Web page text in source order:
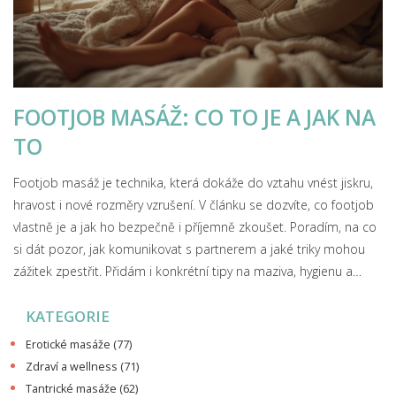
FOOTJOB MASÁŽ: CO TO JE A JAK NA
TO
Footjob masáž je technika, která dokáže do vztahu vnést jiskru,
hravost i nové rozměry vzrušení. V článku se dozvíte, co footjob
vlastně je a jak ho bezpečně i příjemně zkoušet. Poradím, na co
si dát pozor, jak komunikovat s partnerem a jaké triky mohou
zážitek zpestřit. Přidám i konkrétní tipy na maziva, hygienu a
než si myslíte.
KATEGORIE
Erotické masáže (77)
Zdraví a wellness (71)
Tantrické masáže (62)